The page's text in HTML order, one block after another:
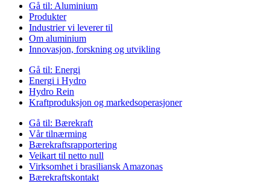
Gå til: Aluminium
Produkter
Industrier vi leverer til
Om aluminium
Innovasjon, forskning og utvikling
Gå til: Energi
Energi i Hydro
Hydro Rein
Kraftproduksjon og markedsoperasjoner
Gå til: Bærekraft
Vår tilnærming
Bærekraftsrapportering
Veikart til netto null
Virksomhet i brasiliansk Amazonas
Bærekraftskontakt